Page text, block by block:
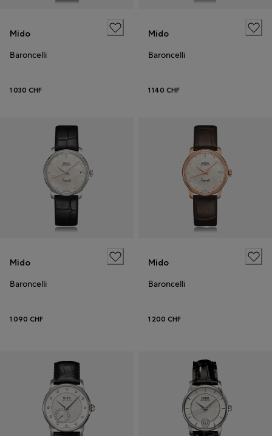
Mido
Baroncelli
1 030 CHF
Mido
Baroncelli
1 140 CHF
Mido
Baroncelli
1 090 CHF
Mido
Baroncelli
1 200 CHF